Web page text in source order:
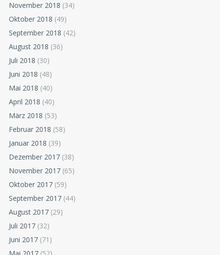
November 2018 (34)
Oktober 2018 (49)
September 2018 (42)
August 2018 (36)
Juli 2018 (30)
Juni 2018 (48)
Mai 2018 (40)
April 2018 (40)
März 2018 (53)
Februar 2018 (58)
Januar 2018 (39)
Dezember 2017 (38)
November 2017 (65)
Oktober 2017 (59)
September 2017 (44)
August 2017 (29)
Juli 2017 (32)
Juni 2017 (71)